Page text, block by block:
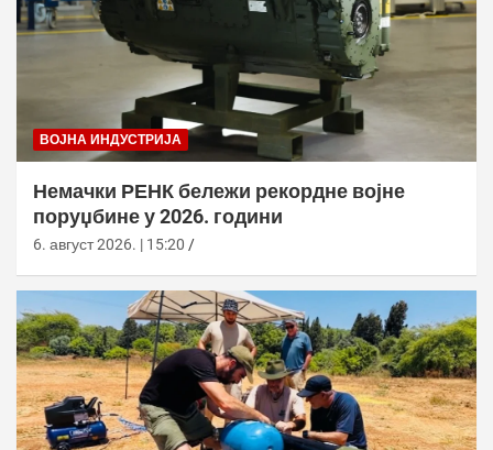
ВОЈНА ИНДУСТРИЈА
Немачки РЕНК бележи рекордне војне
поруџбине у 2026. години
6. август 2026. | 15:20